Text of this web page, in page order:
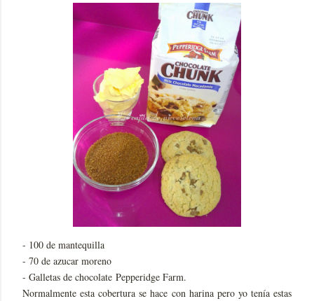
- 100 de mantequilla
- 70 de azucar moreno
- Galletas de chocolate Pepperidge Farm.
Normalmente esta cobertura se hace con harina pero yo tenía estas